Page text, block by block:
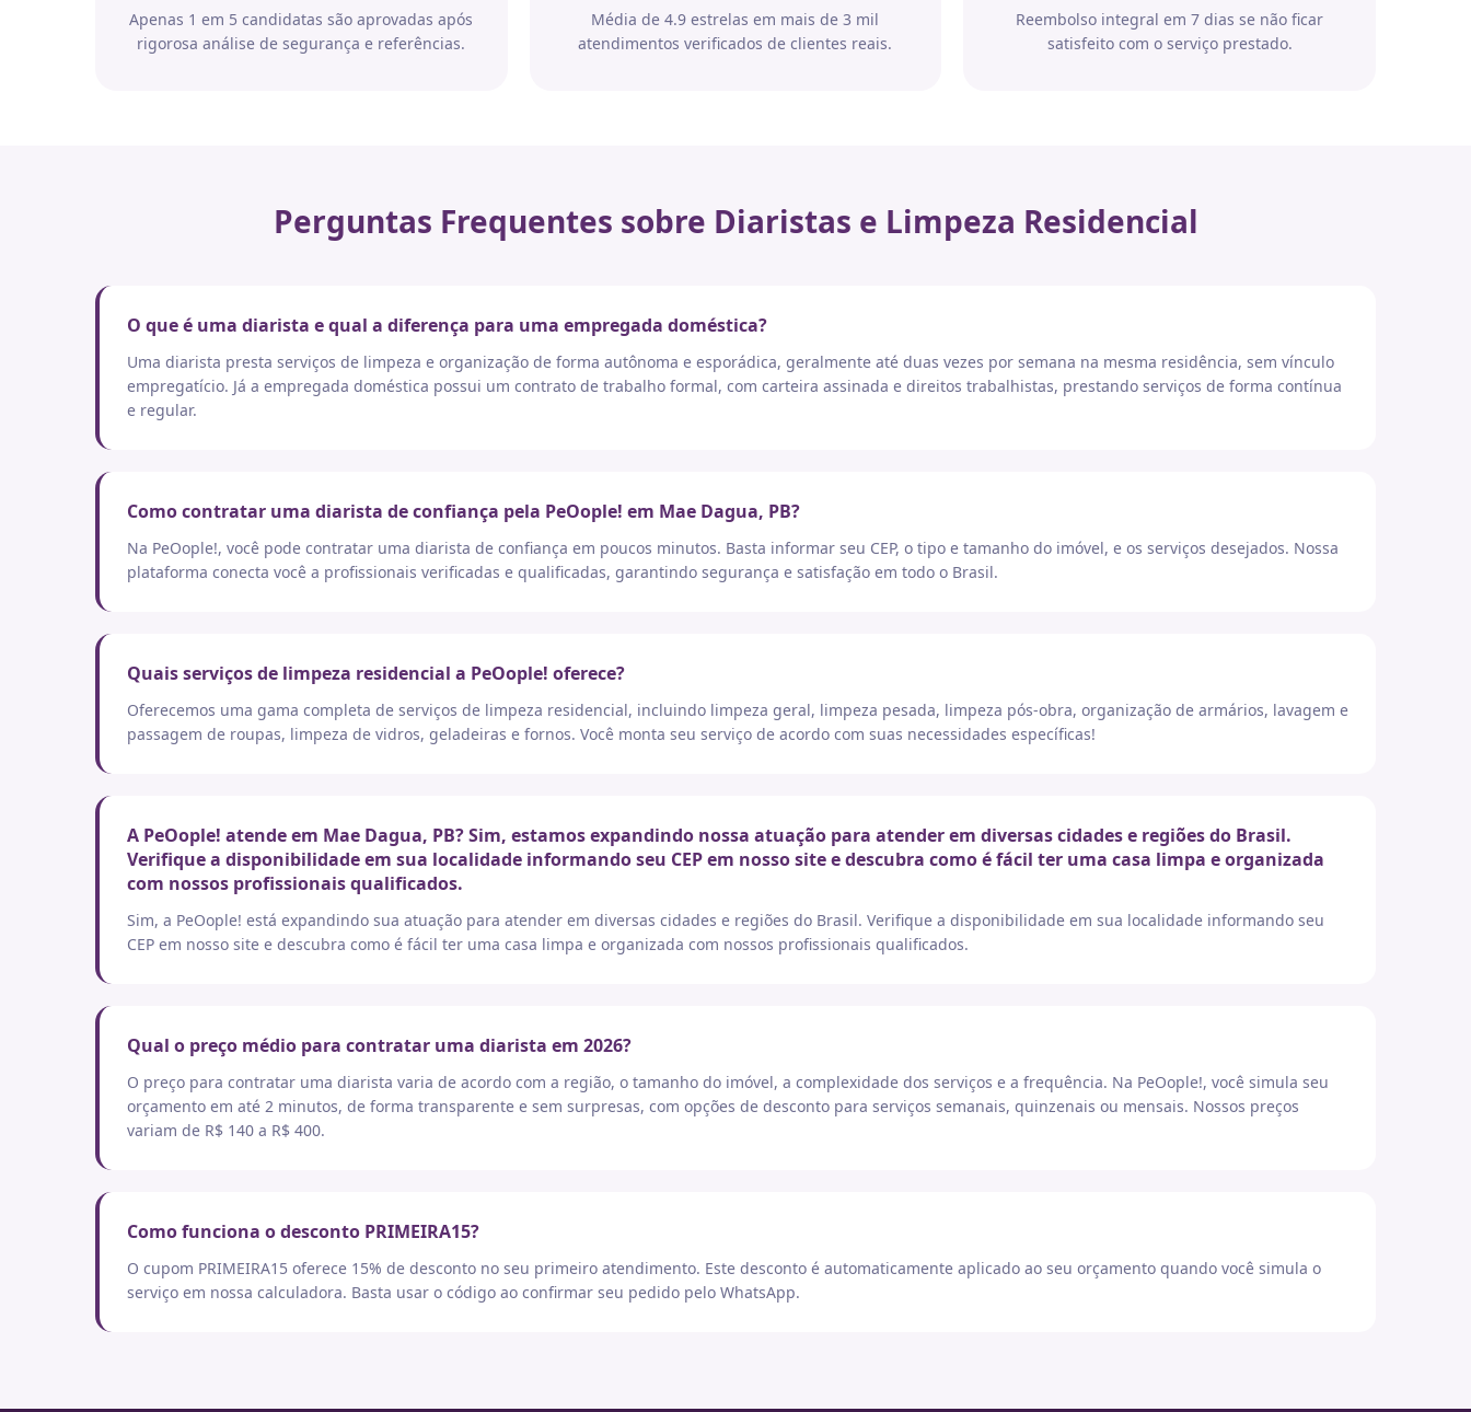
Apenas 1 em 5 candidatas são aprovadas após
rigorosa análise de segurança e referências.
Média de 4.9 estrelas em mais de 3 mil
atendimentos verificados de clientes reais.
Reembolso integral em 7 dias se não ficar
satisfeito com o serviço prestado.
Perguntas Frequentes sobre Diaristas e Limpeza Residencial
O que é uma diarista e qual a diferença para uma empregada doméstica?
Uma diarista presta serviços de limpeza e organização de forma autônoma e esporádica, geralmente até duas vezes por semana na mesma residência, sem vínculo
empregatício. Já a empregada doméstica possui um contrato de trabalho formal, com carteira assinada e direitos trabalhistas, prestando serviços de forma contínua
e regular.
Como contratar uma diarista de confiança pela PeOople! em Mae Dagua, PB?
Na PeOople!, você pode contratar uma diarista de confiança em poucos minutos. Basta informar seu CEP, o tipo e tamanho do imóvel, e os serviços desejados. Nossa
plataforma conecta você a profissionais verificadas e qualificadas, garantindo segurança e satisfação em todo o Brasil.
Quais serviços de limpeza residencial a PeOople! oferece?
Oferecemos uma gama completa de serviços de limpeza residencial, incluindo limpeza geral, limpeza pesada, limpeza pós-obra, organização de armários, lavagem e
passagem de roupas, limpeza de vidros, geladeiras e fornos. Você monta seu serviço de acordo com suas necessidades específicas!
A PeOople! atende em Mae Dagua, PB? Sim, estamos expandindo nossa atuação para atender em diversas cidades e regiões do Brasil.
Verifique a disponibilidade em sua localidade informando seu CEP em nosso site e descubra como é fácil ter uma casa limpa e organizada
com nossos profissionais qualificados.
Sim, a PeOople! está expandindo sua atuação para atender em diversas cidades e regiões do Brasil. Verifique a disponibilidade em sua localidade informando seu
CEP em nosso site e descubra como é fácil ter uma casa limpa e organizada com nossos profissionais qualificados.
Qual o preço médio para contratar uma diarista em 2026?
O preço para contratar uma diarista varia de acordo com a região, o tamanho do imóvel, a complexidade dos serviços e a frequência. Na PeOople!, você simula seu
orçamento em até 2 minutos, de forma transparente e sem surpresas, com opções de desconto para serviços semanais, quinzenais ou mensais. Nossos preços
variam de R$ 140 a R$ 400.
Como funciona o desconto PRIMEIRA15?
O cupom PRIMEIRA15 oferece 15% de desconto no seu primeiro atendimento. Este desconto é automaticamente aplicado ao seu orçamento quando você simula o
serviço em nossa calculadora. Basta usar o código ao confirmar seu pedido pelo WhatsApp.